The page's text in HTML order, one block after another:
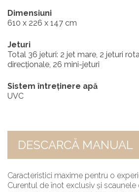
Dimensiuni
610 x 226 x 147 cm
Jeturi
Total 36 jeturi: 2 jet mare, 2 jeturi
direcționale, 26 mini-jeturi
Sistem întreținere apă
UVC
DESCARCĂ MANUAL
Caracteristici maxime pentru o
Curentul de înot exclusiv și scaunele